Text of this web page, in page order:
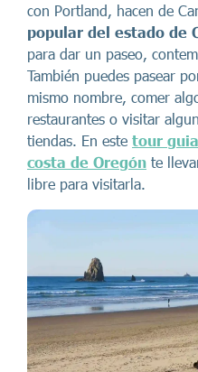
con Portland, hacen de
popular del estado de
para dar un paseo,
También puedes pasear
mismo nombre, comer
restaurantes o visitar
tiendas. En este tour
costa de Oregón te
libre para visitarla.